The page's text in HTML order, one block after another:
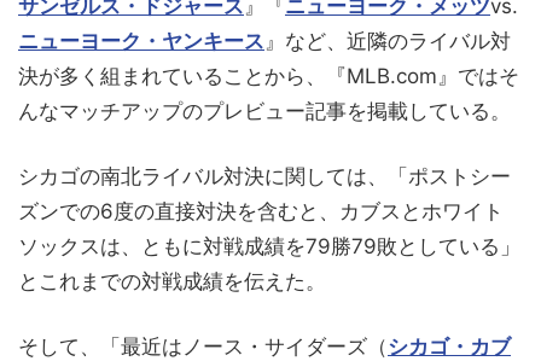
サンゼルス・ドジャース』『ニューヨーク・メッツvs.
ニューヨーク・ヤンキース』など、近隣のライバル対
決が多く組まれていることから、『MLB.com』ではそ
んなマッチアップのプレビュー記事を掲載している。
シカゴの南北ライバル対決に関しては、「ポストシー
ズンでの6度の直接対決を含むと、カブスとホワイト
ソックスは、ともに対戦成績を79勝79敗としている」
とこれまでの対戦成績を伝えた。
そして、「最近はノース・サイダーズ（シカゴ・カブ